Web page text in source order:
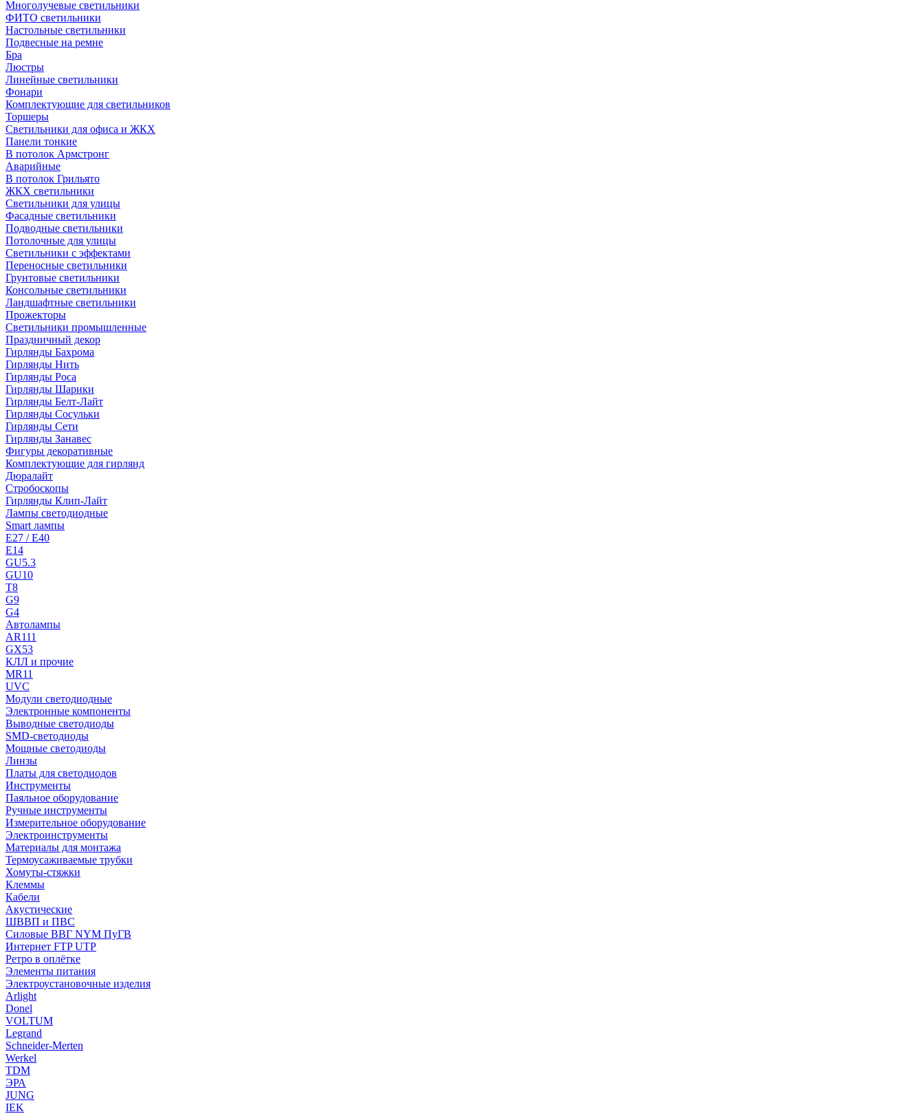
Многолучевые светильники
ФИТО светильники
Настольные светильники
Подвесные на ремне
Бра
Люстры
Линейные светильники
Фонари
Комплектующие для светильников
Торшеры
Светильники для офиса и ЖКХ
Панели тонкие
В потолок Армстронг
Аварийные
В потолок Грильято
ЖКХ светильники
Светильники для улицы
Фасадные светильники
Подводные светильники
Потолочные для улицы
Светильники с эффектами
Переносные светильники
Грунтовые светильники
Консольные светильники
Ландшафтные светильники
Прожекторы
Светильники промышленные
Праздничный декор
Гирлянды Бахрома
Гирлянды Нить
Гирлянды Роса
Гирлянды Шарики
Гирлянды Белт-Лайт
Гирлянды Сосульки
Гирлянды Сети
Гирлянды Занавес
Фигуры декоративные
Комплектующие для гирлянд
Дюралайт
Стробоскопы
Гирлянды Клип-Лайт
Лампы светодиодные
Smart лампы
E27 / E40
E14
GU5.3
GU10
T8
G9
G4
Автолампы
AR111
GX53
КЛЛ и прочие
MR11
UVC
Модули светодиодные
Электронные компоненты
Выводные светодиоды
SMD-светодиоды
Мощные светодиоды
Линзы
Платы для светодиодов
Инструменты
Паяльное оборудование
Ручные инструменты
Измерительное оборудование
Электроинструменты
Материалы для монтажа
Термоусаживаемые трубки
Хомуты-стяжки
Клеммы
Кабели
Акустические
ШВВП и ПВС
Силовые ВВГ NYM ПуГВ
Интернет FTP UTP
Ретро в оплётке
Элементы питания
Электроустановочные изделия
Arlight
Donel
VOLTUM
Legrand
Schneider-Merten
Werkel
TDM
ЭРА
JUNG
IEK